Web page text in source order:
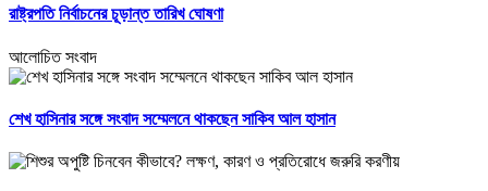
রাষ্ট্রপতি নির্বাচনের চূড়ান্ত তারিখ ঘোষণা
আলোচিত সংবাদ
শেখ হাসিনার সঙ্গে সংবাদ সম্মেলনে থাকছেন সাকিব আল হাসান